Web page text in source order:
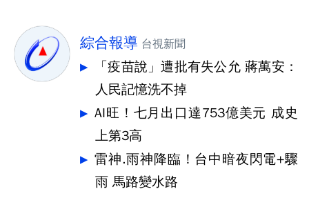
綜合報導 台視新聞
「疫苗說」遭批有失公允 蔣萬安：
人民記憶洗不掉
AI旺！七月出口達753億美元 成史
上第3高
雷神.雨神降臨！台中暗夜閃電+驟
雨 馬路變水路